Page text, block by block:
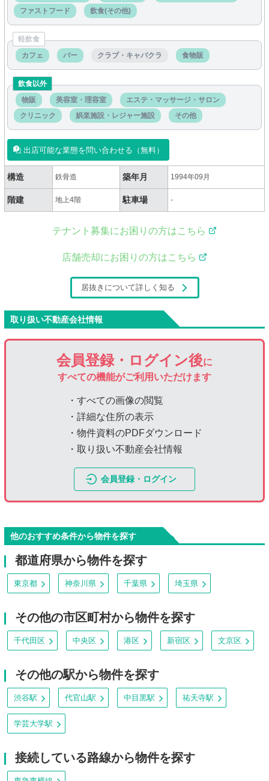
ファストフード
飲食(その他)
軽飲食
カフェ
バー クラブ・キャバクラ 食物販
飲食以外
物販
美容室・理容室
エステ・マッサージ・サロン
クリニック
娯楽施設・レジャー施設 その他
出店可能な業態を問い合わせる（無料）
構造 鉄骨造 築年月 1994年09月
階建 地上4階 駐車場 -
テナント募集にお困りの方はこちら
店舗売却にお困りの方はこちら
居抜きについて詳しく知る
取り扱い不動産会社情報
会員登録・ログイン後に
すべての機能がご利用いただけます
・すべての画像の閲覧
・詳細な住所の表示
・物件資料のPDFダウンロード
・取り扱い不動産会社情報
会員登録・ログイン
他のおすすめ条件から物件を探す
都道府県から物件を探す
東京都 神奈川県 千葉県 埼玉県
その他の市区町村から物件を探す
千代田区 中央区 港区 新宿区 文京区
その他の駅から物件を探す
渋谷駅 代官山駅 中目黒駅 祐天寺駅
学芸大学駅
接続している路線から物件を探す